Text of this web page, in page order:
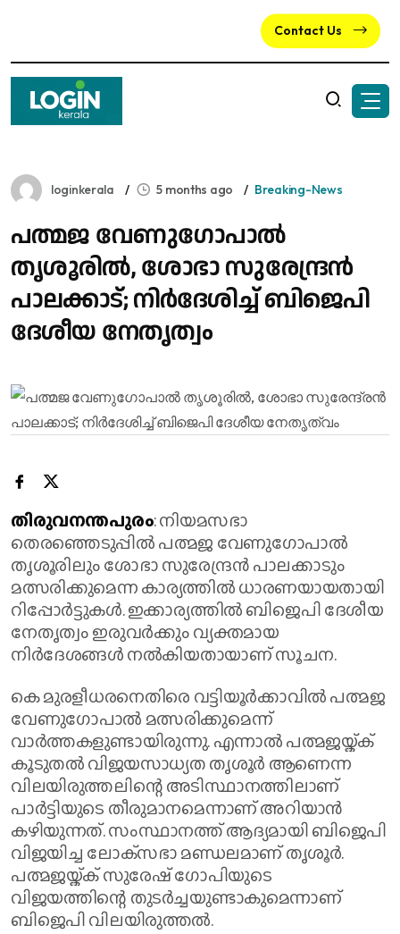
Contact Us
loginkerala 5 months ago Breaking-News
പത്മജ വേണുഗോപാല്‍
തൃശൂരില്‍, ശോഭാ സുരേന്ദ്രന്‍
പാലക്കാട്; നിര്‍ദേശിച്ച് ബിജെപി
ദേശീയ നേതൃത്വം
തിരുവനന്തപുരം: നിയമസഭാ
തെരഞ്ഞെടുപ്പില്‍ പത്മജ വേണുഗോപാല്‍
തൃശൂരിലും ശോഭാ സുരേന്ദ്രന്‍ പാലക്കാടും
മത്സരിക്കുമെന്ന കാര്യത്തില്‍ ധാരണയായതായി
റിപ്പോര്‍ട്ടുകള്‍. ഇക്കാര്യത്തില്‍ ബിജെപി ദേശീയ
നേതൃത്വം ഇരുവര്‍ക്കും വ്യക്തമായ
നിര്‍ദേശങ്ങള്‍ നല്‍കിയതായാണ് സൂചന.
കെ മുരളീധരനെതിരെ വട്ടിയൂര്‍ക്കാവില്‍ പത്മജ
വേണുഗോപാല്‍ മത്സരിക്കുമെന്ന്
വാര്‍ത്തകളുണ്ടായിരുന്നു. എന്നാല്‍ പത്മജയ്ക്ക്
കൂടുതല്‍ വിജയസാധ്യത തൃശൂര്‍ ആണെന്ന
വിലയിരുത്തലിന്റെ അടിസ്ഥാനത്തിലാണ്
പാര്‍ട്ടിയുടെ തീരുമാനമെന്നാണ് അറിയാന്‍
കഴിയുന്നത്. സംസ്ഥാനത്ത് ആദ്യമായി ബിജെപി
വിജയിച്ച ലോക്‌സഭാ മണ്ഡലമാണ് തൃശൂര്‍.
പത്മജയ്ക്ക് സുരേഷ് ഗോപിയുടെ
വിജയത്തിന്റെ തുടര്‍ച്ചയുണ്ടാകുമെന്നാണ്
ബിജെപി വിലയിരുത്തല്‍.